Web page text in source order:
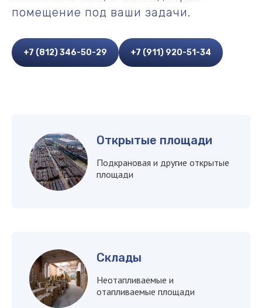
Открытые площади
Подкрановая и другие открытые
площади
Склады
Неотапливаемые и
отапливаемые площади
помещение под ваши задачи.
+7 (812) 346-50-29 +7 (911) 920-51-34